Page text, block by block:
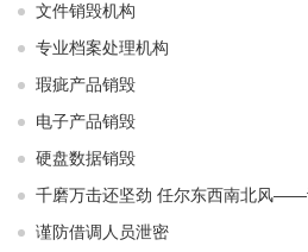
文件销毁机构
专业档案处理机构
瑕疵产品销毁
电子产品销毁
硬盘数据销毁
千磨万击还坚劲 任尔东西南北风——
谨防借调人员泄密